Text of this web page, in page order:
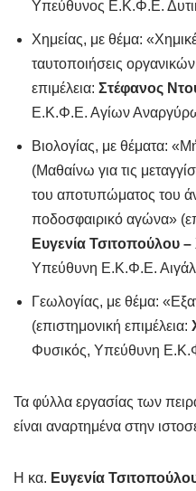
Υπεύθυνος Ε.Κ.Φ.Ε.
Χημείας, με θέμα:
ταυτοποιήσεις
επιμέλεια: Στέφανος
Ε.Κ.Φ.Ε. Αγίων
Βιολογίας, με θέματα:
(Μαθαίνω για τις
του αποτυπώματος του
ποδοσφαιρικό αγώνα»
Ευγενία Τσιτοπούλου
Υπεύθυνη Ε.Κ.Φ.Ε.
Γεωλογίας, με θέμα:
(επιστημονική επιμέλεια:
Φυσικός, Υπεύθυνη
Τα φύλλα εργασίας των
είναι αναρτημένα στην
Η κα. Ευγενία